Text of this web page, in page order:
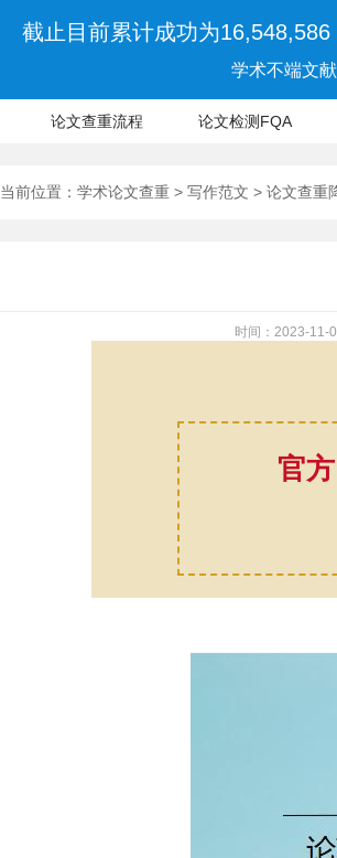
截止目前累计成功为16,548,586
学术不端文
论文查重流程 论文检测FQA
当前位置： 学术论文查重 > 写作范文 > 论文查重
时间：2023-11-
官